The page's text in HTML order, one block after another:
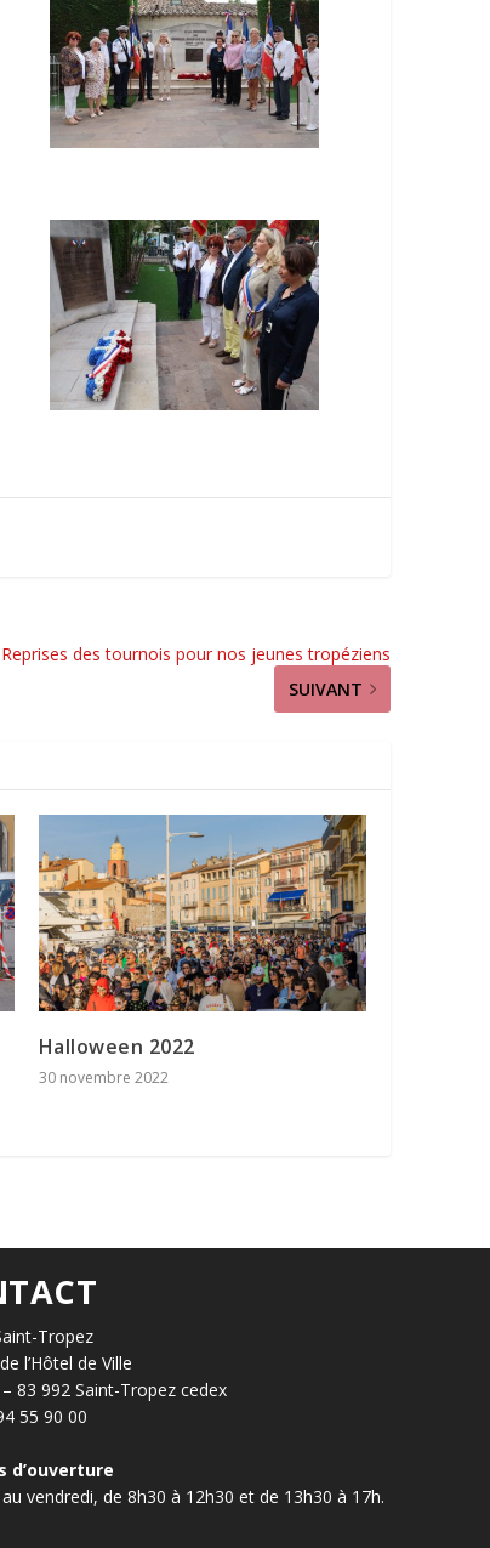
Reprises des tournois pour nos jeunes tropéziens
SUIVANT
Halloween 2022
30 novembre 2022
Tropez
l’Hôtel de Ville
– 83 992 Saint-Tropez cedex
55 90 00
d’ouverture
vendredi, de 8h30 à 12h30 et de 13h30 à 17h.